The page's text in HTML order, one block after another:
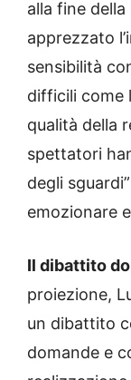
alla fine
apprezzato
sensibilità
difficili come
qualità della
spettatori
degli
emozionare
Il dibattito
proiezione,
un dibattito
domande e